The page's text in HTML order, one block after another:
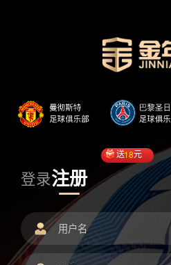
登录注册
送18元